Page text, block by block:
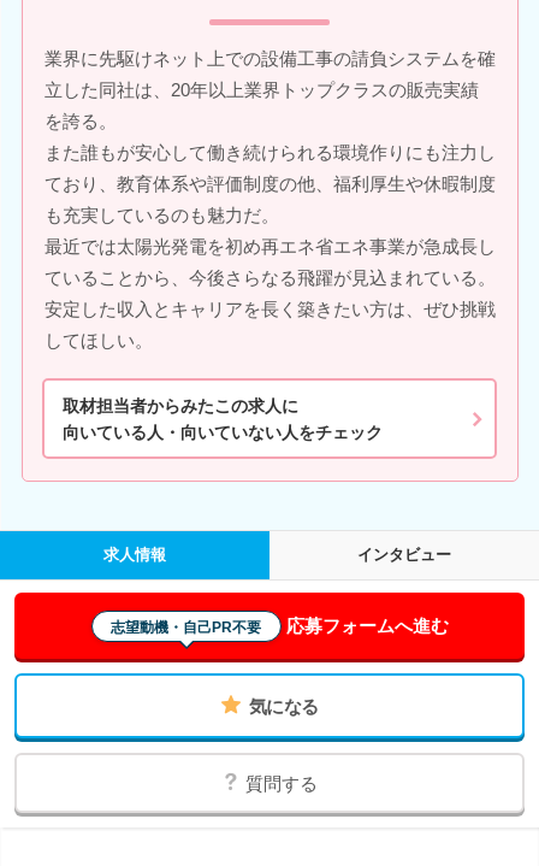
業界に先駆けネット上での設備工事の請負システムを確
立した同社は、20年以上業界トップクラスの販売実績
を誇る。
また誰もが安心して働き続けられる環境作りにも注力し
ており、教育体系や評価制度の他、福利厚生や休暇制度
も充実しているのも魅力だ。
最近では太陽光発電を初め再エネ省エネ事業が急成長し
ていることから、今後さらなる飛躍が見込まれている。
安定した収入とキャリアを長く築きたい方は、ぜひ挑戦
してほしい。
取材担当者からみたこの求人に
向いている人・向いていない人をチェック
求人情報 インタビュー
志望動機・自己PR不要 応募フォームへ進む
気になる
質問する